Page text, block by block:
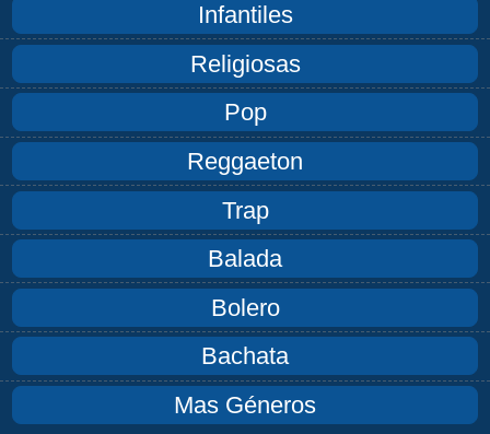
Infantiles
Religiosas
Pop
Reggaeton
Trap
Balada
Bolero
Bachata
Mas Géneros